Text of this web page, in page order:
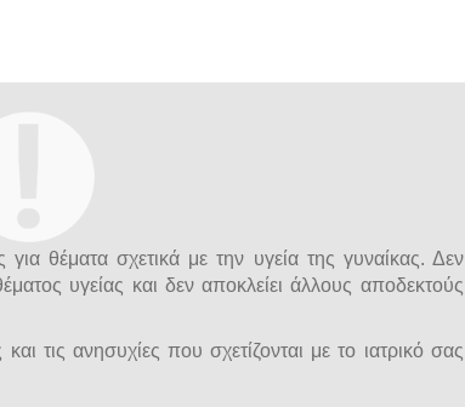
θέματα σχετικά με την υγεία της γυναίκας. Δεν
υγείας και δεν αποκλείει άλλους αποδεκτούς
τις ανησυχίες που σχετίζονται με το ιατρικό σας